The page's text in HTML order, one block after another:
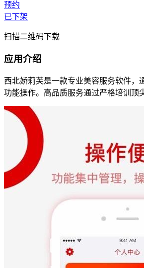
预约
已下架
扫描二维码下载
应用介绍
西北娇莉芙是一款专业美容服务软件，
功能操作。高品质服务通过严格培训顶